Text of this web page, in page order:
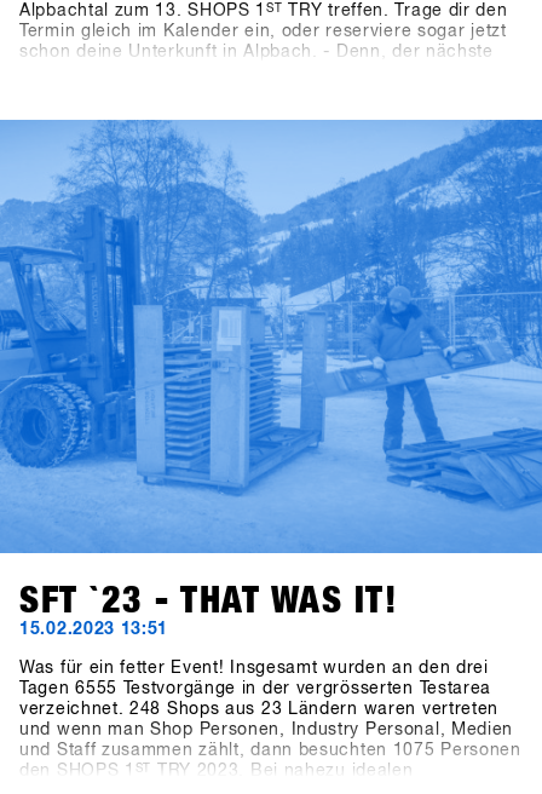
Alpbachtal zum 13. SHOPS 1ST
TRY treffen. Trage dir den
Termin gleich im Kalender ein, oder reserviere sogar jetzt
schon deine Unterkunft in Alpbach. - Denn, der nächste
auf euch in 2024 - Bis nächstes Jahr im Alpbachtal!
SFT `23 - THAT WAS IT!
15.02.2023 13:51
Was für ein fetter Event! Insgesamt wurden an den drei
Tagen 6555 Testvorgänge in der vergrösserten Testarea
verzeichnet. 248 Shops aus 23 Ländern waren vertreten
und wenn man Shop Personen, Industry Personal, Medien
und Staff zusammen zählt, dann besuchten 1075 Personen
den SHOPS 1 ST
TRY 2023. Bei nahezu idealen